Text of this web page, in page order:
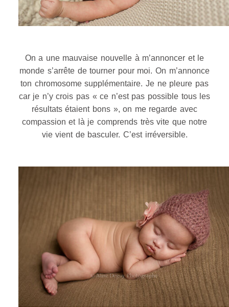
On a une mauvaise nouvelle à m’annoncer et le
monde s’arrête de tourner pour moi. On m’annonce
ton chromosome supplémentaire. Je ne pleure pas
car je n’y crois pas « ce n’est pas possible tous les
résultats étaient bons », on me regarde avec
compassion et là je comprends très vite que notre
vie vient de basculer. C’est irréversible.